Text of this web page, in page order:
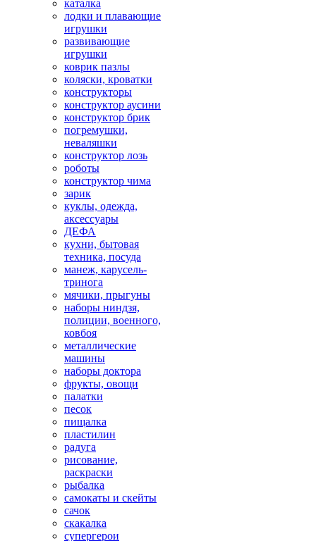
каталка
лодки и плавающие
игрушки
развивающие
игрушки
коврик пазлы
коляски, кроватки
конструкторы
конструктор аусини
конструктор брик
погремушки,
неваляшки
конструктор лозь
роботы
конструктор чима
зарик
куклы, одежда,
аксессуары
ДЕФА
кухни, бытовая
техника, посуда
манеж, карусель-
тринога
мячики, прыгуны
наборы ниндзя,
полиции, военного,
ковбоя
металлические
машины
наборы доктора
фрукты, овощи
палатки
песок
пищалка
пластилин
радуга
рисование,
раскраски
рыбалка
самокаты и скейты
сачок
скакалка
супергерои